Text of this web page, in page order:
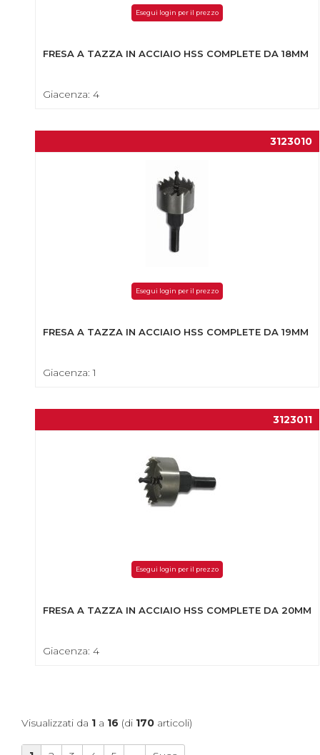
Esegui login per il prezzo
FRESA A TAZZA IN ACCIAIO HSS COMPLETE DA 18MM
Giacenza: 4
3123010
Esegui login per il prezzo
FRESA A TAZZA IN ACCIAIO HSS COMPLETE DA 19MM
Giacenza: 1
3123011
Esegui login per il prezzo
FRESA A TAZZA IN ACCIAIO HSS COMPLETE DA 20MM
Giacenza: 4
Visualizzati da 1 a 16 (di 170 articoli)